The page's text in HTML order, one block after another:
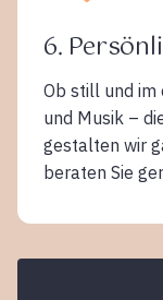
6.
Ob still und im
und Musik –
gestalten wir
beraten Sie